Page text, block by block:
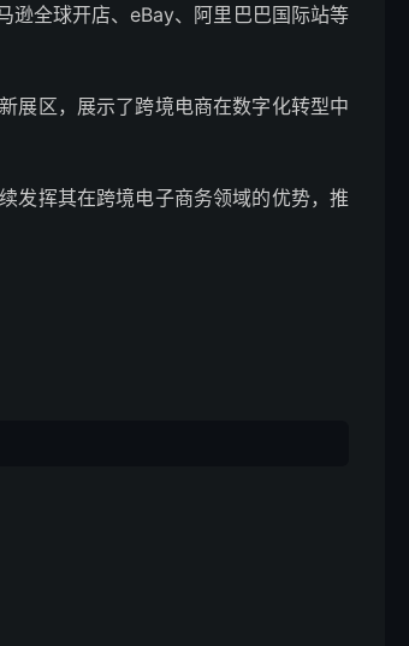
逊全球开店、eBay、阿里巴巴国际站等
展区，展示了跨境电商在数字化转型中
发挥其在跨境电子商务领域的优势，推